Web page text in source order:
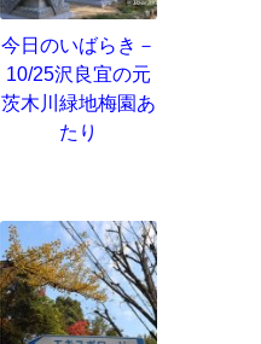
今日のいばらき－
10/25沢良宜の元
茨木川緑地梅園あ
たり